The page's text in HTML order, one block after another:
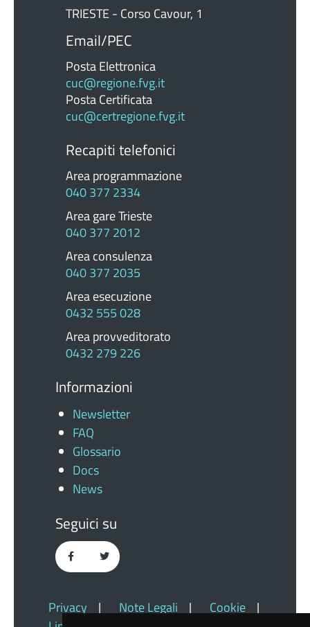
TRIESTE - Corso Cavour, 1
Email/PEC
Posta Elettronica
cuc@regione.fvg.it
Posta Certificata
cuc@certregione.fvg.it
Recapiti telefonici
Area programmazione
040 377 2334
Area gare Trieste
040 377 2012
Area consulenza
040 377 2035
Area esecuzione
0432 555 028
Area provveditorato
0432 279 226
Informazioni
Newsletter
FAQ
Glossario
Docs
News
Seguici su
Privacy | Note Legali | Cookie
|